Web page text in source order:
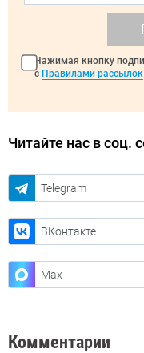
Нажимая кнопку
с Правилами рассылок
Читайте нас в соц.
Telegram
ВКонтакте
Max
Комментарии